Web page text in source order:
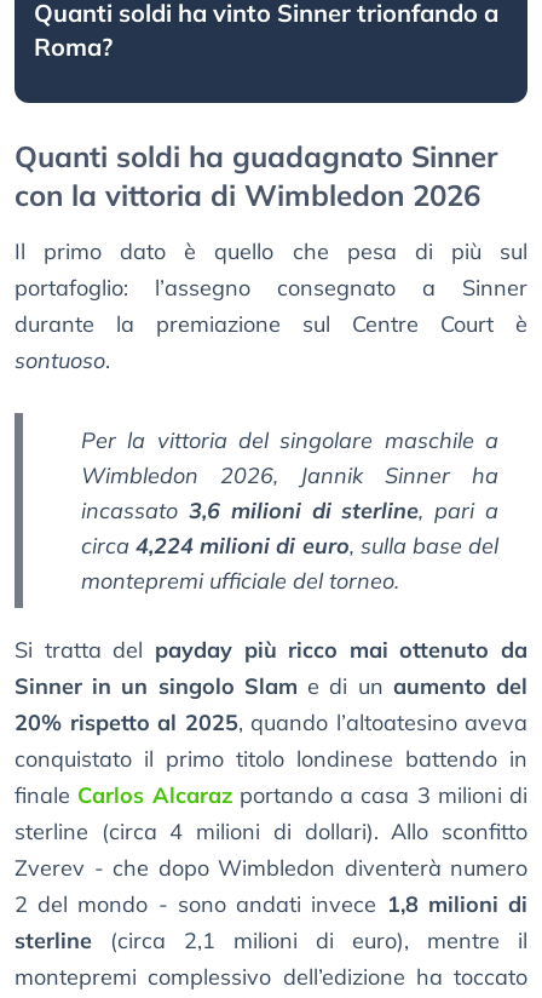
Quanti soldi ha vinto Sinner trionfando a
Roma?
Quanti soldi ha guadagnato Sinner
con la vittoria di Wimbledon 2026
Il primo dato è quello che pesa di più sul
portafoglio: l’assegno consegnato a Sinner
durante la premiazione sul Centre Court è
sontuoso.
Per la vittoria del singolare maschile a
Wimbledon 2026, Jannik Sinner ha
incassato 3,6 milioni di sterline, pari a
circa4,224 milioni di euro, sulla base del
montepremi ufficiale del torneo.
Si tratta del payday più ricco mai ottenuto da
Sinner in un singolo Slam e di un aumento del
20% rispetto al 2025, quando l’altoatesino aveva
conquistato il primo titolo londinese battendo in
finale Carlos Alcarazportando a casa 3 milioni di
sterline (circa 4 milioni di dollari). Allo sconfitto
Zverev - che dopo Wimbledon diventerà numero
2 del mondo - sono andati invece 1,8 milioni di
sterline (circa 2,1 milioni di euro), mentre il
montepremi complessivo dell’edizione ha toccato